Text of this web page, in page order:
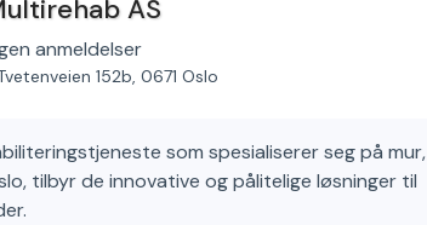
AS
anmeldelser
152b, 0671 Oslo
som spesialiserer seg på mur,
tilbyr de innovative og pålitelige løsninger til